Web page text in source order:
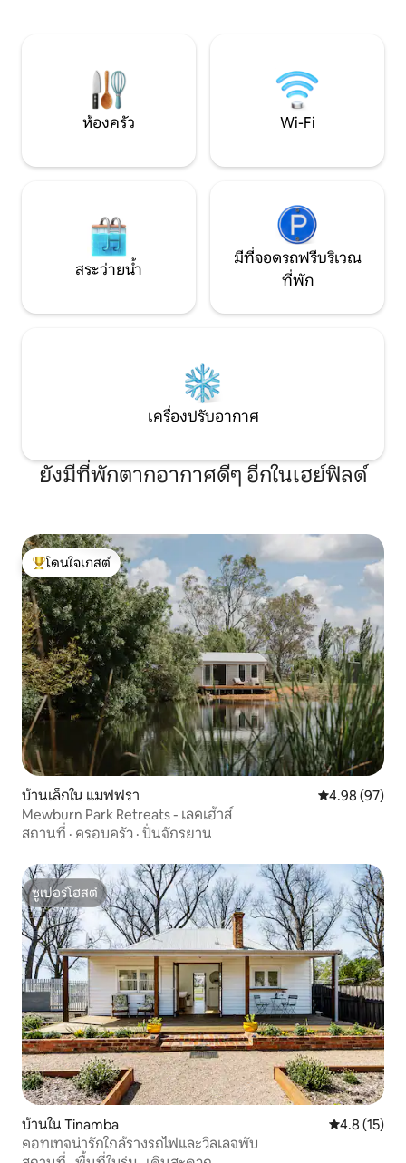
หลังจากเก็บกระเป๋าไปนานแล้ว
ห้องครัว Wi-Fi
สระว่ายน้ำ
มีที่จอดรถฟรีบริเวณ
ที่พัก
เครื่องปรับอากาศ
ยังมีที่พักตากอากาศดีๆ อีกในเฮย์ฟิลด์
โดนใจเกสต์ที่สุด
โดนใจเกสต์
บ้านเล็กใน แมฟฟรา คะแนนเฉลี่ย
4.98 (97)
Mewburn Park Retreats - เลคเฮ้าส์
สถานที่ · ครอบครัว · ปั่นจักรยาน
ซูเปอร์โฮสต์
ซูเปอร์โฮสต์
บ้านใน Tinamba คะแนนเฉลี่ย
4.8 (15)
คอทเทจน่ารักใกล้รางรถไฟและวิลเลจพับ